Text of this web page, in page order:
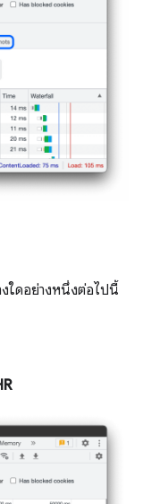
งใดอย่างหนึ่งต่อไปนี้